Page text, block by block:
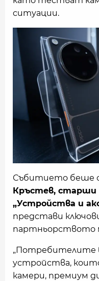
ситуации.
Събитието беше
Кръстев,
„Устройства и
представи
партньорството
„Потребителите
устройства,
камери, премиум